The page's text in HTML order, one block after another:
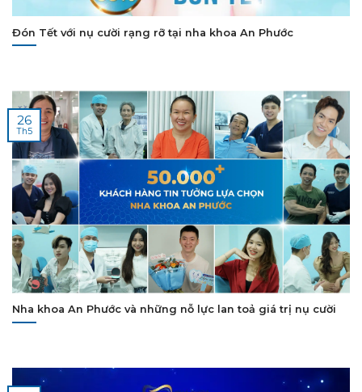
Đón Tết với nụ cười rạng rỡ tại nha khoa An Phước
Nha khoa An Phước và những nỗ lực lan toả giá trị nụ cười
26
Th5